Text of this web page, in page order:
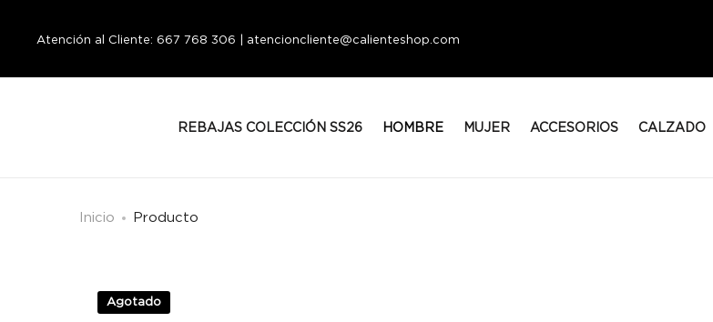
Atención al Cliente: 667 768 306 | atencioncliente@calienteshop.com
REBAJAS COLECCIÓN SS26 HOMBRE MUJER ACCESORIOS CALZADO
Inicio Producto
Agotado